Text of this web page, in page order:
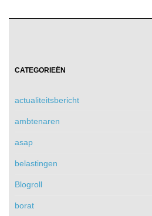
CATEGORIEËN
actualiteitsbericht
ambtenaren
asap
belastingen
Blogroll
borat